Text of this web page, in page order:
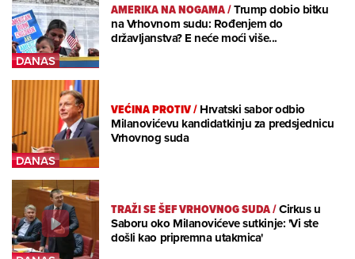
AMERIKA NA NOGAMA/Trump dobio bitku
na Vrhovnom sudu: Rođenjem do
državljanstva? E neće moći više...
VEĆINA PROTIV/Hrvatski sabor odbio
Milanovićevu kandidatkinju za predsjednicu
Vrhovnog suda
TRAŽI SE ŠEF VRHOVNOG SUDA/Cirkus u
Saboru oko Milanovićeve sutkinje: 'Vi ste
došli kao pripremna utakmica'